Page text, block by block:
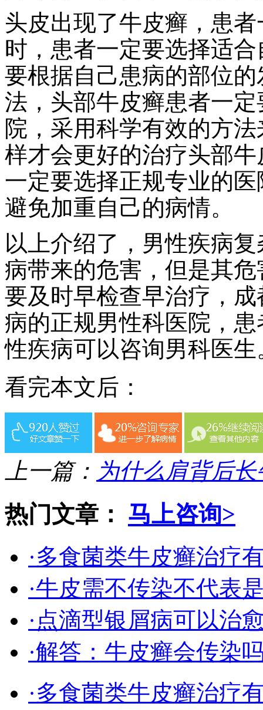
头皮出现了牛皮癣，患
时，患者一定要选择适
要根据自己患病的部位
法，头部牛皮癣患者一
院，采用科学有效的方
样才会更好的治疗头部
一定要选择正规专业的
避免加重自己的病情。
以上介绍了，男性疾病
病带来的危害，但是其
要及时早检查早治疗，
病的正规男性科医院，
性疾病可以咨询男科医生
看完本文后：
上一篇： 为什么肩背后
热门文章： 马上咨询>
·多食菌类牛皮癣治疗
·牛皮需不传染不代表
·点滴型银屑病可以治
·解答：牛皮癣会传染
·多食菌类牛皮癣治疗